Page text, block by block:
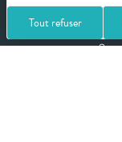
Tout refuser